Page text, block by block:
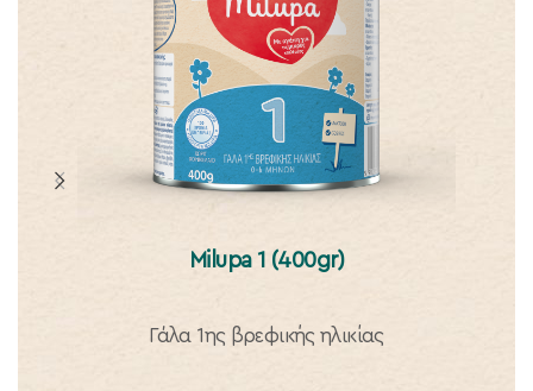
Milupa 1 (400gr)
Γάλα 1ης βρεφικής ηλικίας